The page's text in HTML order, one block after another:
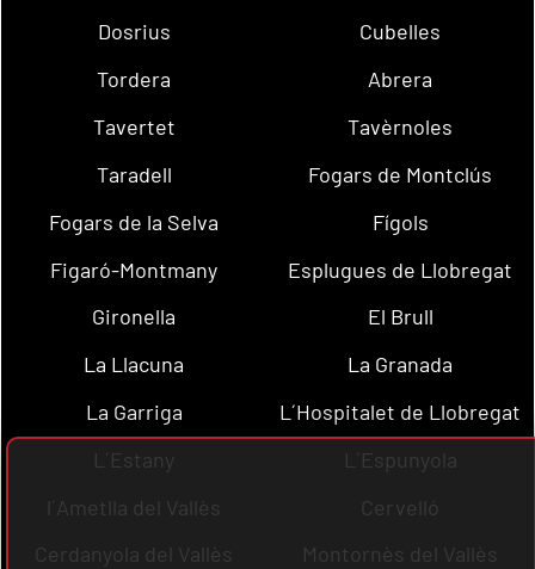
Dosrius
Cubelles
Tordera
Abrera
Tavertet
Tavèrnoles
Taradell
Fogars de Montclús
Fogars de la Selva
Fígols
Figaró-Montmany
Esplugues de Llobregat
Gironella
El Brull
La Llacuna
La Granada
La Garriga
L´Hospitalet de Llobregat
L´Estany
L´Espunyola
l´Ametlla del Vallès
Cervelló
Cerdanyola del Vallès
Montornès del Vallès